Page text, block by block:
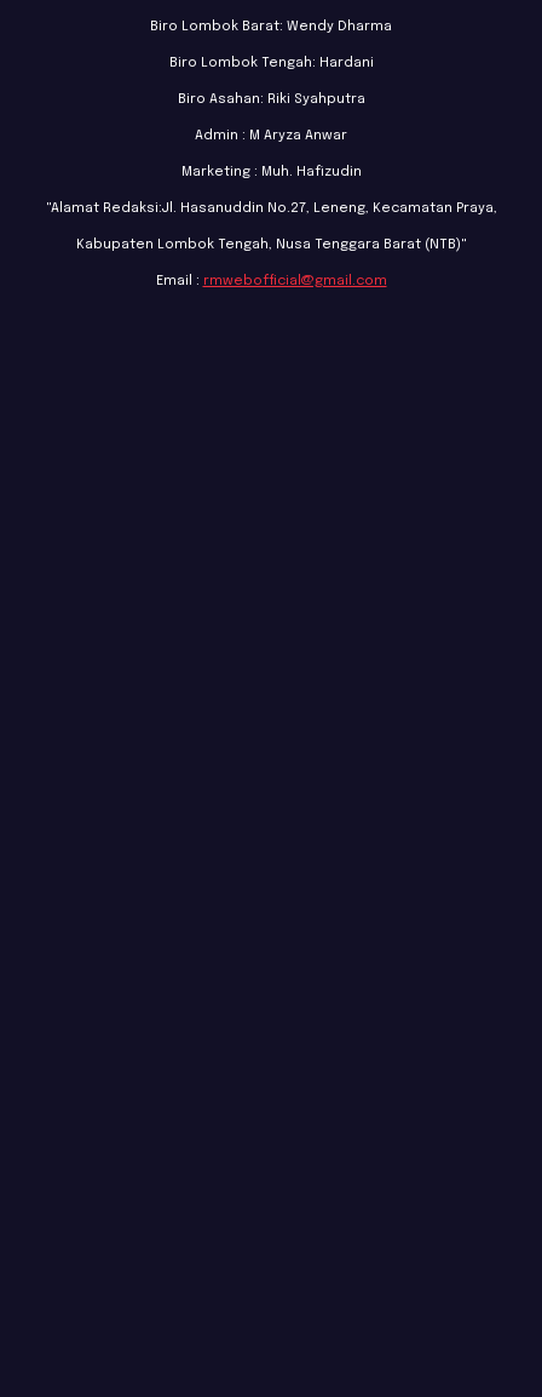
Biro Lombok Barat: Wendy Dharma
Biro Lombok Tengah: Hardani
Biro Asahan: Riki Syahputra
Admin : M Aryza Anwar
Marketing : Muh. Hafizudin
"Alamat Redaksi:Jl. Hasanuddin No.27, Leneng, Kecamatan Praya,
Kabupaten Lombok Tengah, Nusa Tenggara Barat (NTB)"
Email : rmwebofficial@gmail.com